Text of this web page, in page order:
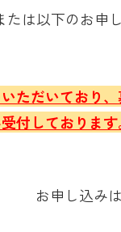
は以下のお申
いただいており
付しておりま
お申し込み